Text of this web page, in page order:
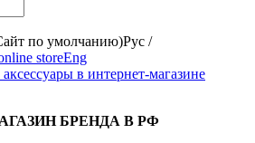
Рус /
Eng
БРЕНДА В РФ